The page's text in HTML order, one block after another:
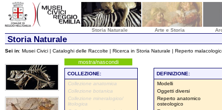
Storia Naturale Arte e Storia
Storia Naturale
Sei in: Musei Civici | Cataloghi delle Raccolte | Ricerca in Storia Naturale | Reperto
mostra/nascondi
COLLEZIONE:
DEFINIZIONE:
Collezione anatomica
Collezione botanica
Collezione mineralogico/
litologica
Modelli
Oggetti diversi
Reperto anatomico
osteologico